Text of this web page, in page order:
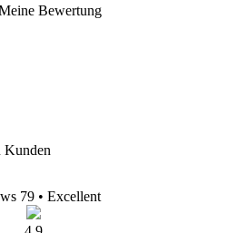
Bewertung
Kunden
79 • Excellent